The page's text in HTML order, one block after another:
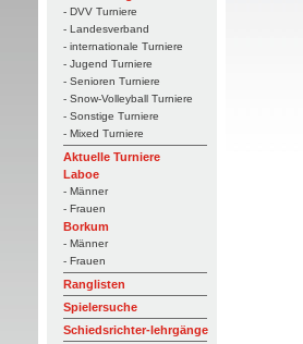
- DVV Turniere
- Landesverband
- internationale Turniere
- Jugend Turniere
- Senioren Turniere
- Snow-Volleyball Turniere
- Sonstige Turniere
- Mixed Turniere
Aktuelle Turniere
Laboe
- Männer
- Frauen
Borkum
- Männer
- Frauen
Ranglisten
Spielersuche
Schiedsrichter-lehrgänge